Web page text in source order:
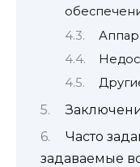
Часто
задаваемые